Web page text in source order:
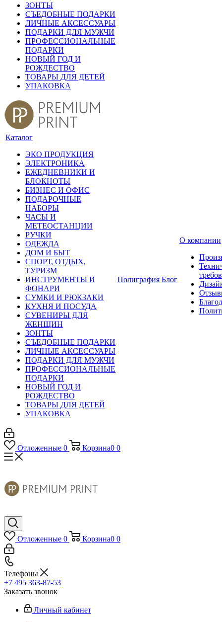
ЗОНТЫ
СЪЕДОБНЫЕ ПОДАРКИ
ЛИЧНЫЕ АКСЕССУАРЫ
ПОДАРКИ ДЛЯ МУЖЧИ
ПРОФЕССИОНАЛЬНЫЕ
ПОДАРКИ
НОВЫЙ ГОД И
РОЖДЕСТВО
ТОВАРЫ ДЛЯ ДЕТЕЙ
УПАКОВКА
Каталог
ЭКО ПРОДУКЦИЯ
ЭЛЕКТРОНИКА
ЕЖЕДНЕВНИКИ И
БЛОКНОТЫ
БИЗНЕС И ОФИС
ПОДАРОЧНЫЕ
НАБОРЫ
ЧАСЫ И
МЕТЕОСТАНЦИИ
РУЧКИ
ОДЕЖДА
ДОМ И БЫТ
СПОРТ, ОТДЫХ,
ТУРИЗМ
ИНСТРУМЕНТЫ И
ФОНАРИ
СУМКИ И РЮКЗАКИ
КУХНЯ И ПОСУДА
СУВЕНИРЫ ДЛЯ
ЖЕНЩИН
ЗОНТЫ
СЪЕДОБНЫЕ ПОДАРКИ
ЛИЧНЫЕ АКСЕССУАРЫ
ПОДАРКИ ДЛЯ МУЖЧИ
ПРОФЕССИОНАЛЬНЫЕ
ПОДАРКИ
НОВЫЙ ГОД И
РОЖДЕСТВО
ТОВАРЫ ДЛЯ ДЕТЕЙ
УПАКОВКА
Полиграфия Блог
О компании
Отложенные 0 Корзина0 0
Отложенные 0 Корзина0 0
Телефоны
+7 495 363-87-53
Заказать звонок
Личный кабинет